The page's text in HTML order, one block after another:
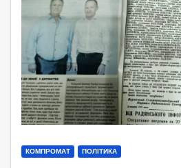
КОМПРОМАТ ПОЛІТИКА